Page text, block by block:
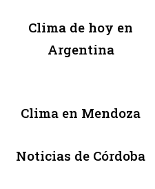
Clima de hoy en
Argentina
Clima en Mendoza
Noticias de Córdoba